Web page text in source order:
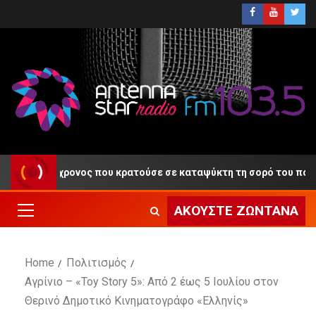
ο 55χρονος που κρατούσε σε καταψύκτη τη σορό του πατέρα
ΑΚΟΎΣΤΕ ΖΩΝΤΑΝΆ
Home
Πολιτισμός
Αγρίνιο – «Toy Story 5»: Από 2 έως 5 Ιουλίου στον
Θερινό Δημοτικό Κινηματογράφο «Ελληνίς»